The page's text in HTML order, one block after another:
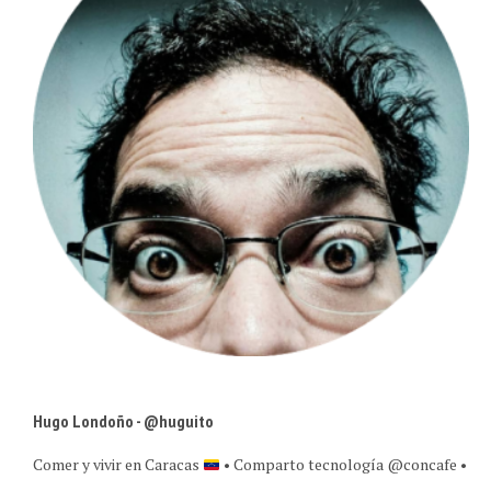
Comer y vivir en Caracas
Estrategia +digital para marcas • Retrato experiencias en TAZA